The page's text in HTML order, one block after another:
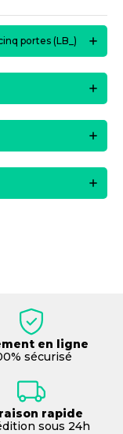
portes (LB_)
en ligne
sécurisé
rapide
sous 24h